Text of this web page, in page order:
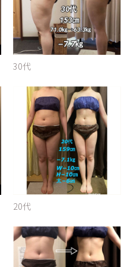
30代
20代